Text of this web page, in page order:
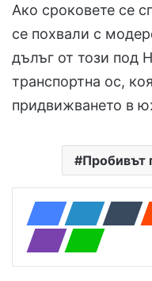
Ако сроковете се
се похвали с
дълъг от този под
транспортна ос,
придвижването в
Пробивът